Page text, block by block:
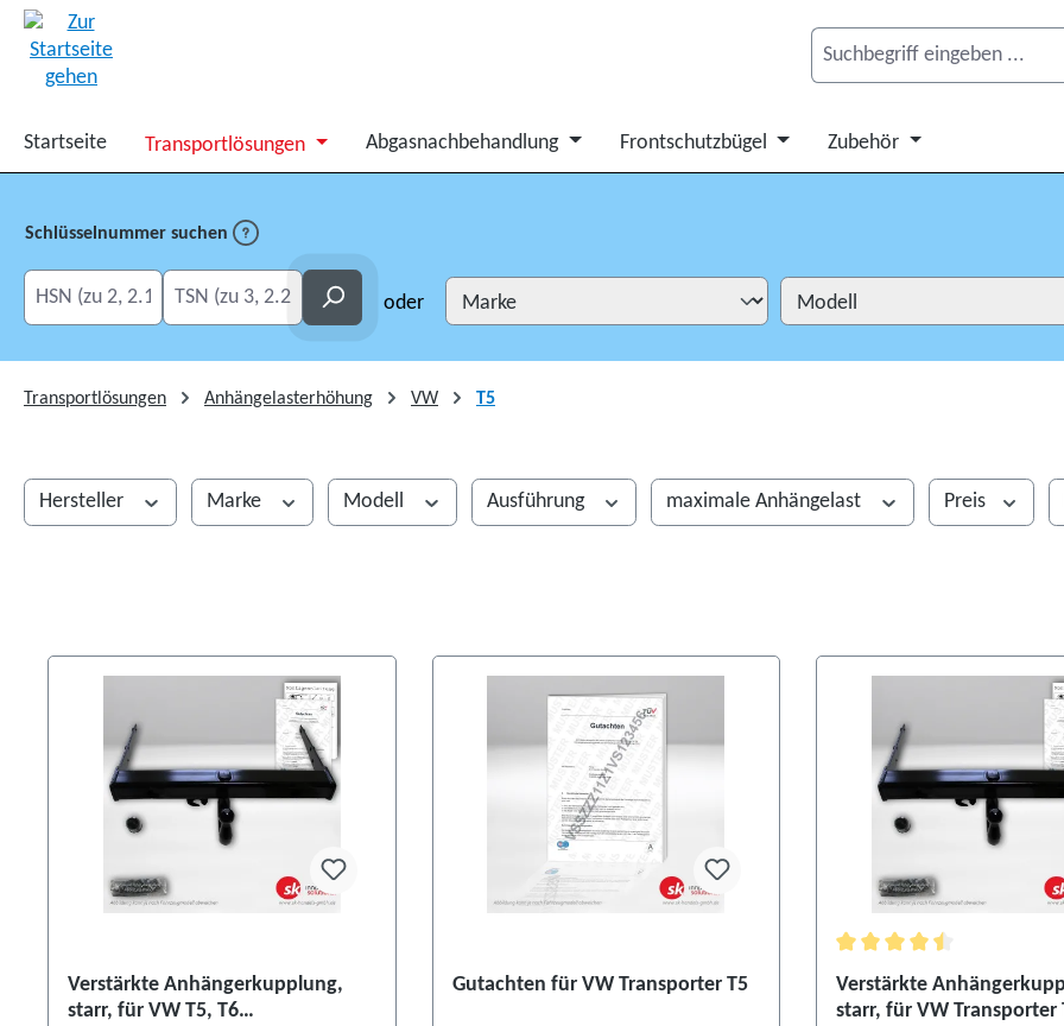
Startseite Transportlösungen Abgasnachbehandlung Frontschutzbügel Zubehör
Schlüsselnummer suchen
HSN eingeben
TSN eingeben Suchen oder
Transportlösungen Anhängelasterhöhung VW T5
Hersteller Marke Modell Ausführung maximale Anhängelast Preis
Verstärkte Anhängerkupplung,
starr, für VW T5, T6
Gutachten für VW Transporter T5
Durchschnittliche
Verstärkte
starr, für VW Transporter